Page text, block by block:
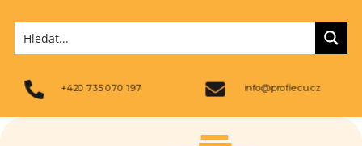
+420 735 070 197 info@profiecu.cz